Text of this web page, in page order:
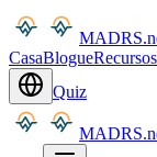
CasaBlogueRecursos
Quiz